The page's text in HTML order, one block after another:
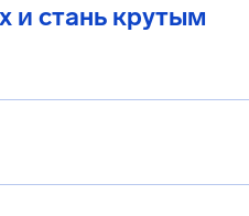
и стань крутым